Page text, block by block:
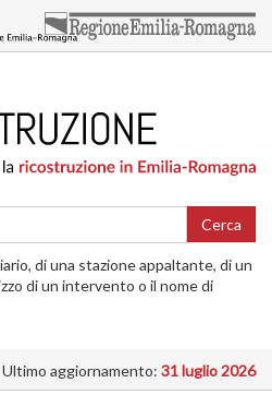
Cerca
di una stazione appaltante, di un
di un intervento o il nome di
Ultimo aggiornamento: 31 luglio 2026